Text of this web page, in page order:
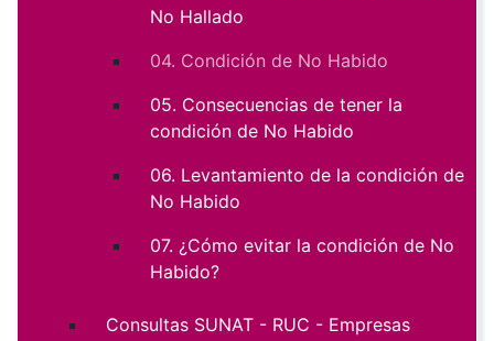
No Hallado
04. Condición de No Habido
05. Consecuencias de tener la
condición de No Habido
06. Levantamiento de la condición de
No Habido
07. ¿Cómo evitar la condición de No
Habido?
Consultas SUNAT - RUC - Empresas